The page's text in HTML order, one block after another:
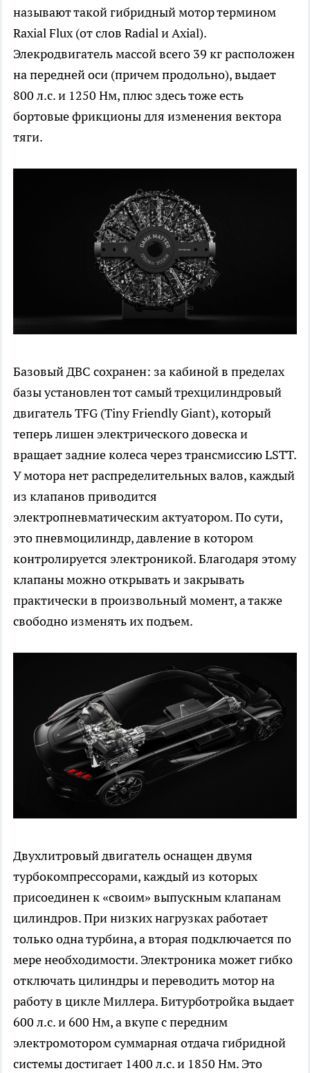
называют такой гибридный мотор термином
Raxial Flux (от слов Radial и Axial).
Элекродвигатель массой всего 39 кг расположен
на передней оси (причем продольно), выдает
800 л.с. и 1250 Нм, плюс здесь тоже есть
бортовые фрикционы для изменения вектора
тяги.
Базовый ДВС сохранен: за кабиной в пределах
базы установлен тот самый трехцилиндровый
двигатель TFG (Tiny Friendly Giant), который
теперь лишен электрического довеска и
вращает задние колеса через трансмиссию LSTT.
У мотора нет распределительных валов, каждый
из клапанов приводится
электропневматическим актуатором. По сути,
это пневмоцилиндр, давление в котором
контролируется электроникой. Благодаря этому
клапаны можно открывать и закрывать
практически в произвольный момент, а также
свободно изменять их подъем.
Двухлитровый двигатель оснащен двумя
турбокомпрессорами, каждый из которых
присоединен к «своим» выпускным клапанам
цилиндров. При низких нагрузках работает
только одна турбина, а вторая подключается по
мере необходимости. Электроника может гибко
отключать цилиндры и переводить мотор на
работу в цикле Миллера. Битурботройка выдает
600 л.с. и 600 Нм, а вкупе с передним
электромотором суммарная отдача гибридной
системы достигает 1400 л.с. и 1850 Нм. Это